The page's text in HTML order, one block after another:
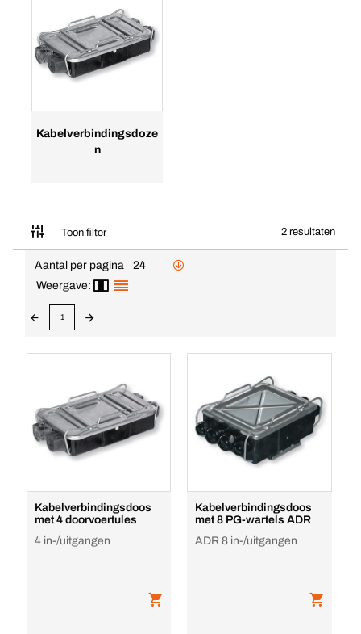
Kabelverbindingsdoze
n
Toon filter 2 resultaten
Aantal per pagina
24
Weergave:
1
Kabelverbindingsdoos
met 4 doorvoertules
4 in-/uitgangen
Kabelverbindingsdoos
met 8 PG-wartels ADR
ADR 8 in-/uitgangen